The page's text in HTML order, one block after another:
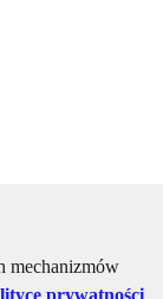
mechanizmów
prywatności,